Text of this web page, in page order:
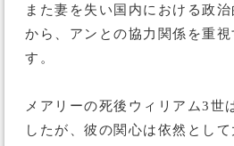
また妻を失い国内における政
から、アンとの協力関係を重視
す。
メアリーの死後ウィリアム3世
したが、彼の関心は依然とし